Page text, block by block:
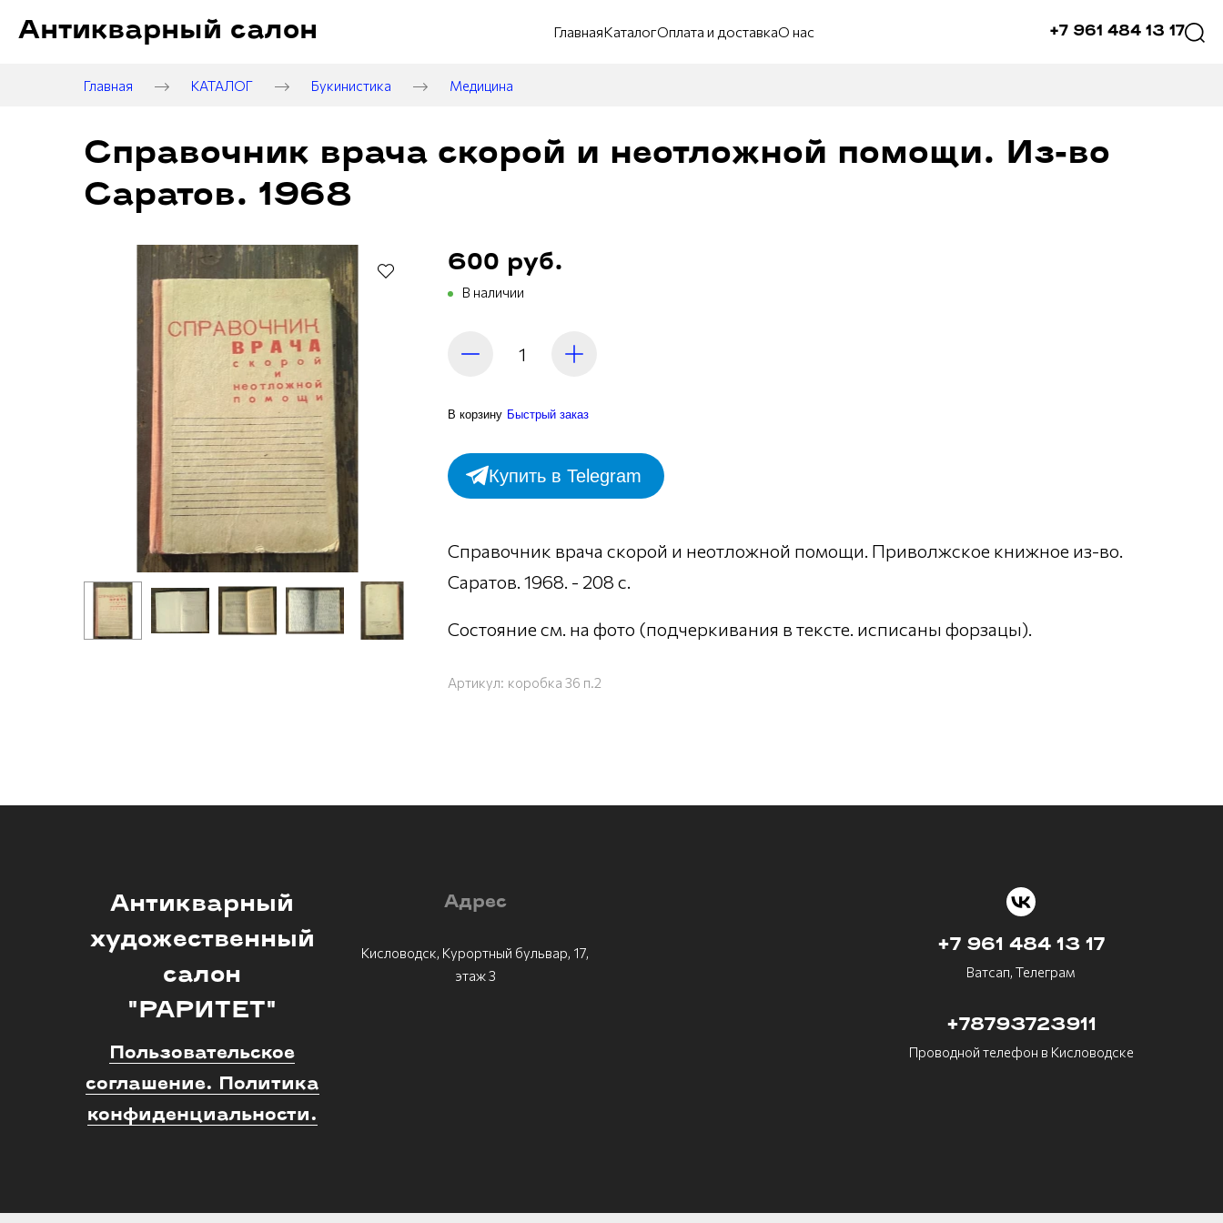
Антикварный салон ГлавнаяКаталогОплата и доставкаО нас +7 961 484 13 17
Главная КАТАЛОГ Букинистика Медицина
Справочник врача скорой и неотложной помощи. Из-во
Саратов. 1968
600 руб.
В наличии
В корзину Быстрый заказ
Купить в Telegram
Справочник врача скорой и неотложной помощи. Приволжское книжное из-во.
Саратов. 1968. - 208 с.
Состояние см. на фото (подчеркивания в тексте. исписаны форзацы).
Артикул: коробка 36 п.2
Антикварный
художественный
салон
"РАРИТЕТ"
Пользовательское
соглашение. Политика
конфиденциальности.
Адрес
Кисловодск, Курортный бульвар, 17,
этаж 3
+7 961 484 13 17
Ватсап, Телеграм
+78793723911
Проводной телефон в Кисловодске